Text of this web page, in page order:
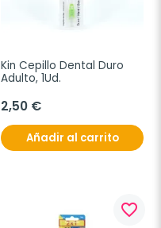
Kin Cepillo Dental Duro
Adulto, 1Ud.
2,50 €
Añadir al carrito
favorite_border